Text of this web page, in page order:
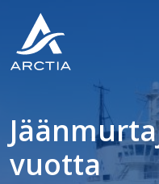
vuotta